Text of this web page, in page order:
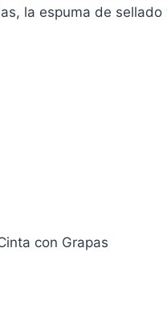
la espuma de sellado
con Grapas